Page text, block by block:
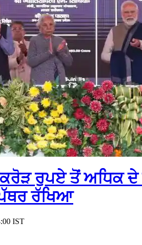
ਕਰੋੜ ਰੁਪਏ ਤੋਂ ਅਧਿਕ
ਰੱਖਿਆ
IST